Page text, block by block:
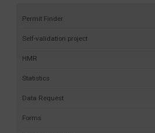
Permit Finder
Self-validation project
HMR
Statistics
Data Request
Forms